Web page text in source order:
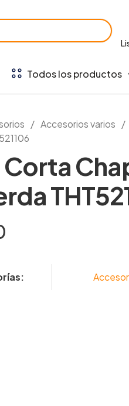
Todos los productos
/ Accesorios varios /
Corta